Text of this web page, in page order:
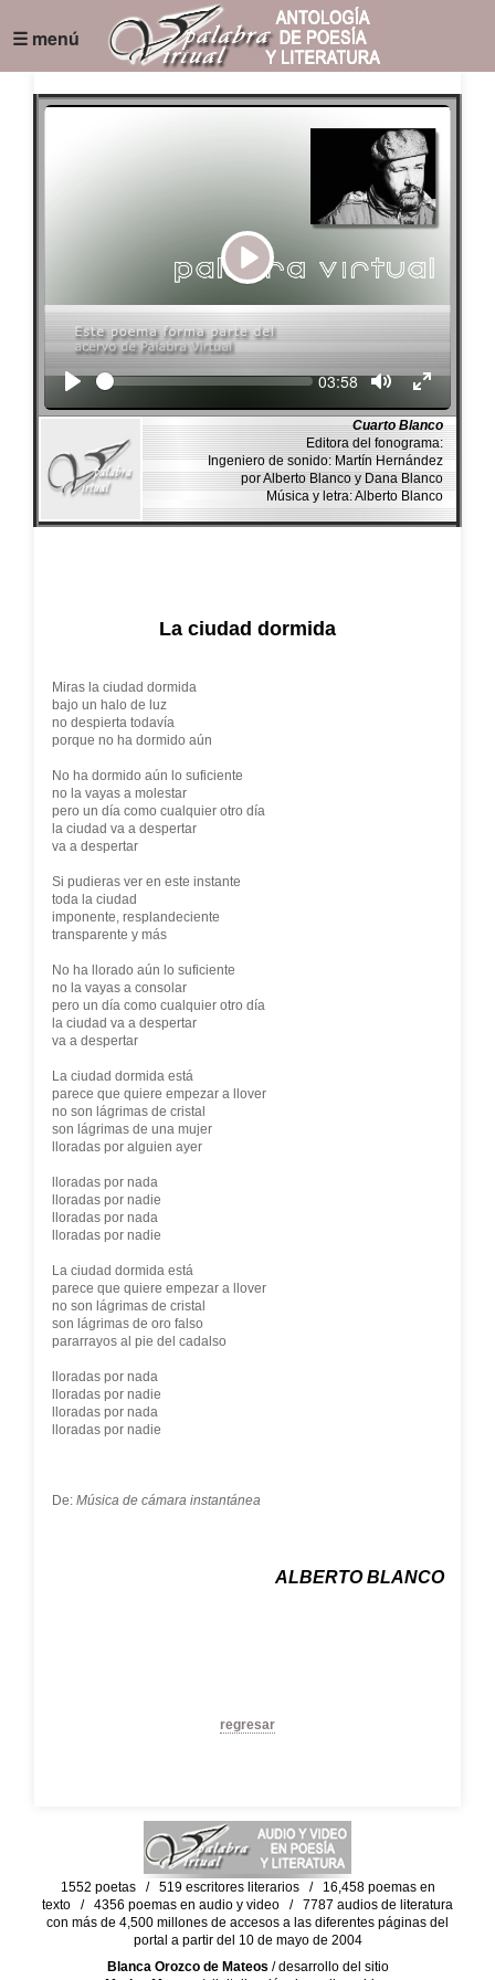
☰ menú
Play
Seek Current
03:58
Cuarto Blanco
Editora del fonograma:
Ingeniero de sonido: Martín Hernández
por Alberto Blanco y Dana Blanco
Música y letra: Alberto Blanco
La ciudad dormida
Miras la ciudad dormida
bajo un halo de luz
no despierta todavía
porque no ha dormido aún
No ha dormido aún lo suficiente
no la vayas a molestar
pero un día como cualquier otro día
la ciudad va a despertar
va a despertar
Si pudieras ver en este instante
toda la ciudad
imponente, resplandeciente
transparente y más
No ha llorado aún lo suficiente
no la vayas a consolar
pero un día como cualquier otro día
la ciudad va a despertar
va a despertar
La ciudad dormida está
parece que quiere empezar a llover
no son lágrimas de cristal
son lágrimas de una mujer
lloradas por alguien ayer
lloradas por nada
lloradas por nadie
lloradas por nada
lloradas por nadie
La ciudad dormida está
parece que quiere empezar a llover
no son lágrimas de cristal
son lágrimas de oro falso
pararrayos al pie del cadalso
lloradas por nada
lloradas por nadie
lloradas por nada
lloradas por nadie
De: Música de cámara instantánea
ALBERTO BLANCO
regresar
1552 poetas / 519 escritores literarios / 16,458 poemas en
texto / 4356 poemas en audio y video / 7787 audios de literatura
con más de 4,500 millones de accesos a las diferentes páginas del
portal a partir del 10 de mayo de 2004
Blanca Orozco de Mateos / desarrollo del sitio